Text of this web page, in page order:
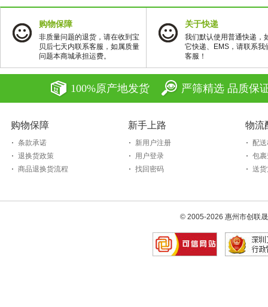
购物保障
非质量问题的退货，请在收到宝
贝后七天内联系客服，如属质量
问题本商城承担运费。
关于快递
我们默认使用普通快递，
它快递、EMS，请联系我
客服！
100%原产地发货 严筛精选 品质保
购物保障
条款承诺
退换货政策
商品退换货流程
新手上路
新用户注册
用户登录
找回密码
物流
配
包
送
© 2005-2026 惠州市创联